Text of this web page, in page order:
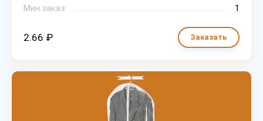
Мин.заказ
1
2.66 ₽ Заказать